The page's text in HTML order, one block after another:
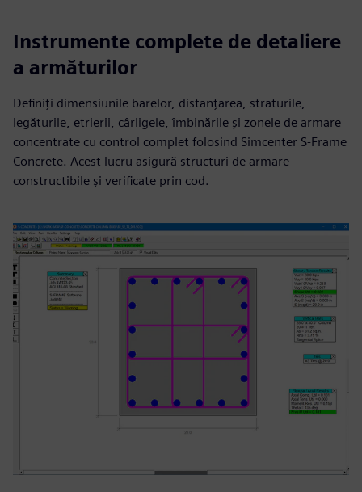
Instrumente complete de detaliere
a armăturilor
Definiți dimensiunile barelor, distanțarea, straturile,
legăturile, etrierii, cârligele, îmbinările și zonele de armare
concentrate cu control complet folosind Simcenter S-Frame
Concrete. Acest lucru asigură structuri de armare
constructibile și verificate prin cod.